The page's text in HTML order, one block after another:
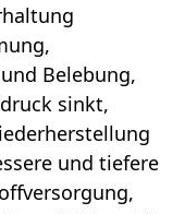
Belebung,
sinkt,
und tiefere